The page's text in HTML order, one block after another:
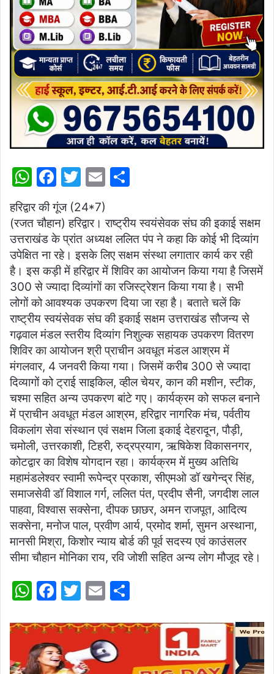
W
at
s
A
p
p
F
a
c
e
b
o
o
k
T
itt
er
E
ai
l
ar
e
हरिद्वार की गूंज (24*7)
(रजत चौहान) हरिद्वार। राष्ट्रीय स्वयंसेवक संघ की इकाई सक्षम
उत्तराखंड के प्रांत अध्यक्ष ललित पंप ने कहा कि कोई भी दिव्यांग
उपेक्षित ना रहे। इसके लिए सक्षम संस्था लगातार कार्य कर रही
है। इस कड़ी में हरिद्वार में शिविर का आयोजन किया गया है जिसमें
300 से ज्यादा दिव्यांगों का रजिस्ट्रेशन किया गया है। सभी
लोगों को आवश्यक उपकरण दिया जा रहा है। बताते चलें कि
राष्ट्रीय स्वयंसेवक संघ की इकाई सक्षम उत्तराखंड सौजन्य से
गढ़वाल मंडल स्तरीय दिव्यांग निशुल्क सहायक उपकरण वितरण
शिविर का आयोजन श्री प्राचीन अवधूत मंडल आश्रम में
मंगलवार, 4 जनवरी किया गया। जिसमें करीब 300 से ज्यादा
दिव्यागों को ट्राई साइकिल, व्हील चेयर, कान की मशीन, स्टीक,
चश्मा सहित अन्य उपकरण बांटे गए। कार्यक्रम को सफल बनाने
में प्राचीन अवधूत मंडल आश्रम, हरिद्वार नागरिक मंच, पर्वतीय
विकलांग सेवा संस्थान एवं सक्षम जिला इकाई देहरादून, पौड़ी,
चमोली, उत्तरकाशी, टिहरी, रुद्रप्रयाग, ऋषिकेश विकासनगर,
कोटद्वार का विशेष योगदान रहा। कार्यक्रम में मुख्य अतिथि
महामंडलेश्वर स्वामी रूपेन्द्र प्रकाश, सीएमओ डॉ खगेन्द्र सिंह,
समाजसेवी डॉ विशाल गर्ग, ललित पंत, प्रदीप सैनी, जगदीश लाल
पाहवा, विश्वास सक्सेना, दीपक छाछर, अमन राजपूत, आदित्य
सक्सेना, मनोज पाल, प्रवीण आर्य, प्रमोद शर्मा, सुमन अस्थाना,
मानसी मिश्रा, किशोर न्याय बोर्ड की पूर्व सदस्य एवं काउंसलर
सीमा चौहान मोनिका राय, रवि जोशी सहित अन्य लोग मौजूद रहे।
W
at
s
A
F
c
e
b
T
itt
er
E
ai
l
ar